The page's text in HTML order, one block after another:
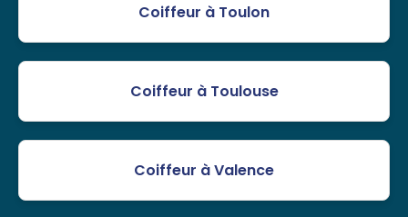
Coiffeur à Toulon
Coiffeur à Toulouse
Coiffeur à Valence